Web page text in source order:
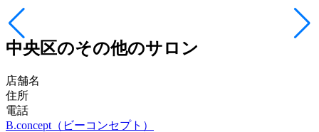
中央区のその他のサロン
店舗名
住所
電話
B.concept（ビーコンセプト）